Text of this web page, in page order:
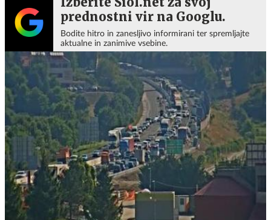
prednostni vir na Googlu.
Bodite hitro in zanesljivo informirani ter spremljajte
aktualne in zanimive vsebine.